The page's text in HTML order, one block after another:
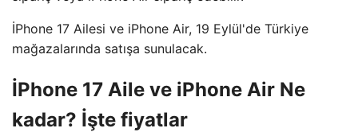
İPhone 17 Ailesi ve iPhone Air, 19 Eylül'de Türkiye
mağazalarında satışa sunulacak.
İPhone 17 Aile ve iPhone Air Ne
kadar? İşte fiyatlar